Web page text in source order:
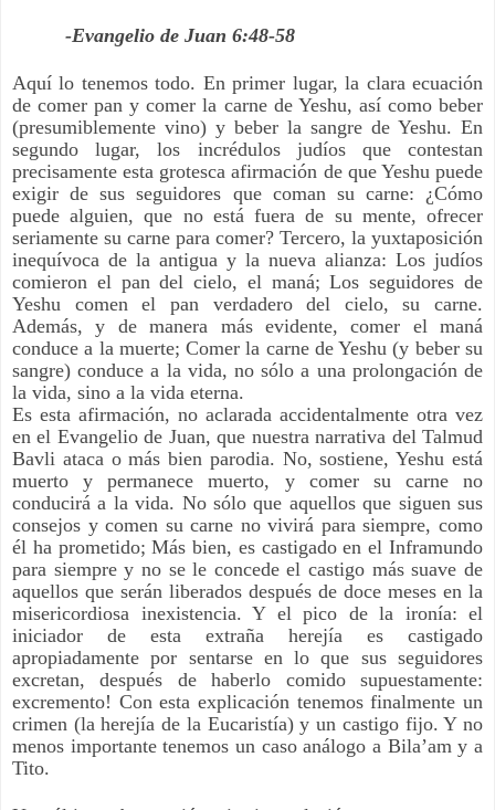
-Evangelio de Juan 6:48-58
Aquí lo tenemos todo. En primer lugar, la clara ecuación
de comer pan y comer la carne de Yeshu, así como beber
(presumiblemente vino) y beber la sangre de Yeshu. En
segundo lugar, los incrédulos judíos que contestan
precisamente esta grotesca afirmación de que Yeshu puede
exigir de sus seguidores que coman su carne: ¿Cómo
puede alguien, que no está fuera de su mente, ofrecer
seriamente su carne para comer? Tercero, la yuxtaposición
inequívoca de la antigua y la nueva alianza: Los judíos
comieron el pan del cielo, el maná; Los seguidores de
Yeshu comen el pan verdadero del cielo, su carne.
Además, y de manera más evidente, comer el maná
conduce a la muerte; Comer la carne de Yeshu (y beber su
sangre) conduce a la vida, no sólo a una prolongación de
la vida, sino a la vida eterna.
Es esta afirmación, no aclarada accidentalmente otra vez
en el Evangelio de Juan, que nuestra narrativa del Talmud
Bavli ataca o más bien parodia. No, sostiene, Yeshu está
muerto y permanece muerto, y comer su carne no
conducirá a la vida. No sólo que aquellos que siguen sus
consejos y comen su carne no vivirá para siempre, como
él ha prometido; Más bien, es castigado en el Inframundo
para siempre y no se le concede el castigo más suave de
aquellos que serán liberados después de doce meses en la
misericordiosa inexistencia. Y el pico de la ironía: el
iniciador de esta extraña herejía es castigado
apropiadamente por sentarse en lo que sus seguidores
excretan, después de haberlo comido supuestamente:
excremento! Con esta explicación tenemos finalmente un
crimen (la herejía de la Eucaristía) y un castigo fijo. Y no
menos importante tenemos un caso análogo a Bila’am y a
Tito.